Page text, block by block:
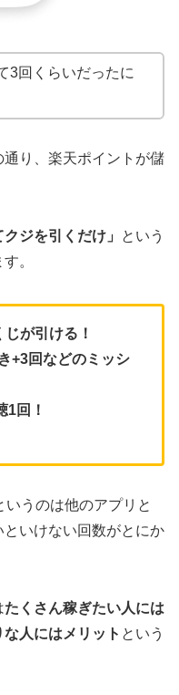
3回くらいだったに
り、楽天ポイントが儲
クジを引くだけ」
という
。
が引ける！
+3回などのミッシ
1回！
いうのは他のアプリと
いけない回数がとにか
たくさん稼ぎたい人には
人にはメリット という